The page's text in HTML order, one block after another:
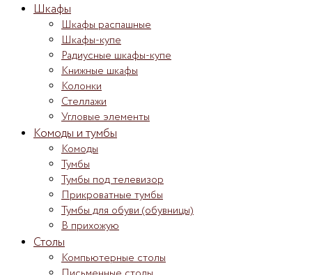
Шкафы
Шкафы распашные
Шкафы-купе
Радиусные шкафы-купе
Книжные шкафы
Колонки
Стеллажи
Угловые элементы
Комоды и тумбы
Комоды
Тумбы
Тумбы под телевизор
Прикроватные тумбы
Тумбы для обуви (обувницы)
В прихожую
Столы
Компьютерные столы